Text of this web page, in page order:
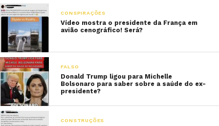
CONSPIRAÇÕES
Vídeo mostra o presidente da França em
avião cenográfico! Será?
FALSO
Donald Trump ligou para Michelle
Bolsonaro para saber sobre a saúde do ex-
presidente?
CONSTRUÇÕES